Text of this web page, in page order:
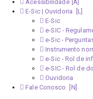
Acessibilidade
E-Sic | Ouvidoria
E-Sic
e-SIC -
e-Sic -
Instrumento
e-Sic - Rol de
e-SIC - Rol de
Ouvidoria
Fale Conosco